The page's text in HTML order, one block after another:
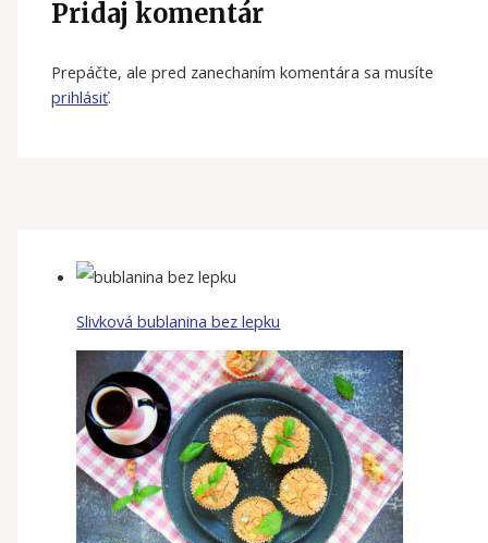
Pridaj komentár
Prepáčte, ale pred zanechaním komentára sa musíte
prihlásiť.
Slivková bublanina bez lepku